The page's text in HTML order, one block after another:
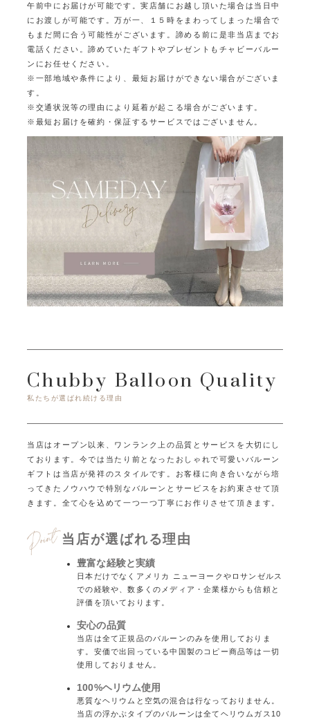
午前中にお届けが可能です。実店舗にお越し頂いた場合は当日中
にお渡しが可能です。万が一、１５時をまわってしまった場合で
もまだ間に合う可能性がございます。 諦める前に是非当店までお
電話ください。諦めていたギフトやプレゼントもチャビーバルー
ンにお任せください。
※一部地域や条件により、最短お届けができない場合がございま
す。
※交通状況等の理由により延着が起こる場合がございます。
※最短お届けを確約・保証するサービスではございません。
Chubby Balloon Quality
私たちが選ばれ続ける理由
当店はオープン以来、ワンランク上の品質とサービスを大切にし
ております。 今では当たり前となったおしゃれで可愛いバルーン
ギフトは当店が発祥のスタイルです。
お客様に向き合いながら培
ってきたノウハウで特別なバルーンとサービスをお約束させて頂
きます。 全て心を込めて一つ一つ丁寧にお作りさせて頂きます。
当店が選ばれる理由
豊富な経験と実績
日本だけでなくアメリカ ニューヨークやロサンゼルス
での経験や、数多くのメディア・企業様からも信頼と
評価を頂いております。
安心の品質
当店は全て正規品のバルーンのみを使用しておりま
す。安価で出回っている中国製のコピー商品等は一切
使用しておりません。
100%ヘリウム使用
悪質なヘリウムと空気の混合は行なっておりません。
当店の浮かぶタイプのバルーンは全てヘリウムガス10